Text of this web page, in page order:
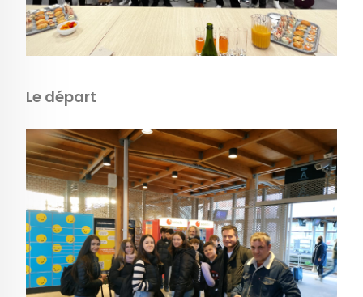
Le départ